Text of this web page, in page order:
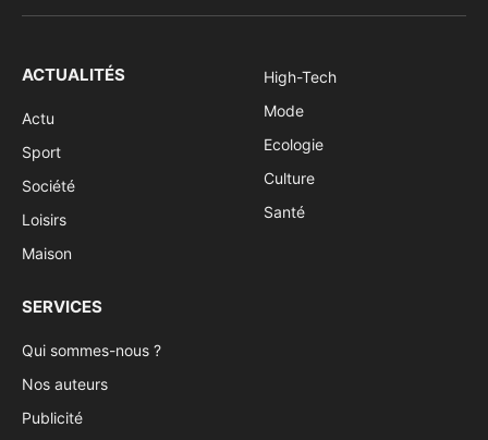
(Twitter)
ACTUALITÉS
Actu
Sport
Société
Loisirs
Maison
High-Tech
Mode
Ecologie
Culture
Santé
SERVICES
Qui sommes-nous ?
Nos auteurs
Publicité